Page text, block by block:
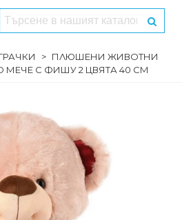
> ПЛЮШЕНИ ЖИВОТНИ
С ФИШУ 2 ЦВЯТА 40 СМ